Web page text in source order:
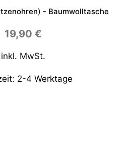
- Baumwolltasche
19,90 €
inkl. MwSt.
2-4 Werktage